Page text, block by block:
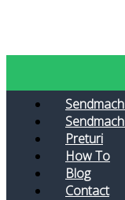
Preturi
How To
Blog
Contact
Solicita